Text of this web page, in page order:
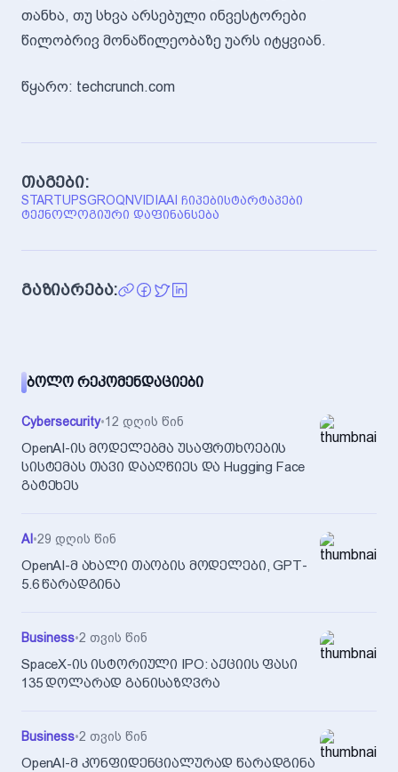
თანხა, თუ სხვა არსებული ინვესტორები
წილობრივ მონაწილეობაზე უარს იტყვიან.
წყარო: techcrunch.com
თაგები:
STARTUPSGROQNVIDIAAI ᲩᲘᲞᲔᲑᲘᲡᲢᲐᲠᲢᲐᲞᲔᲑᲘ
ᲢᲔᲥᲜᲝᲚᲝᲒᲘᲣᲠᲘ ᲓᲐᲤᲘᲜᲐᲜᲡᲔᲑᲐ
გაზიარება:
ᲑᲝᲚᲝ ᲠᲔᲙᲝᲛᲔᲜᲓᲐᲪᲘᲔᲑᲘ
Cybersecurity•12 დღის წინ
OpenAI-ის მოდელებმა უსაფრთხოების
სისტემას თავი დააღწიეს და Hugging Face
გატეხეს
AI •29 დღის წინ
OpenAI-მ ახალი თაობის მოდელები, GPT-
5.6 წარადგინა
Business•2 თვის წინ
SpaceX-ის ისტორიული IPO: აქციის ფასი
135 დოლარად განისაზღვრა
Business•2 თვის წინ
OpenAI-მ კონფიდენციალურად წარადგინა